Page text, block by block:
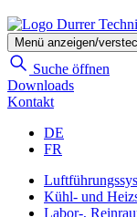
Menü anzeigen/
Suche öffnen
Downloads
Kontakt
DE
FR
Kühl- und
Labor-,